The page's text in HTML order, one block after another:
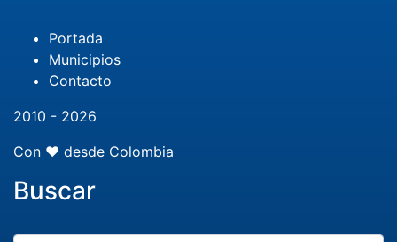
Portada
Municipios
Contacto
2010 - 2026
Con ❤️ desde Colombia
Buscar